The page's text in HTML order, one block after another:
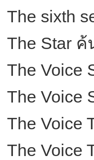
The sixth
The Star
The Voice
The Voice
The Voice
The Voice